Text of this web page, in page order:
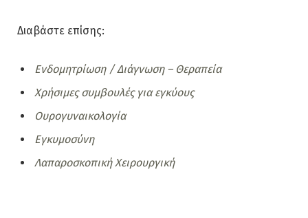
Διαβάστε επίσης:
Ενδομητρίωση / Διάγνωση – Θεραπεία
Χρήσιμες συμβουλές για εγκύους
Ουρογυναικολογία
Εγκυμοσύνη
Λαπαροσκοπική Χειρουργική